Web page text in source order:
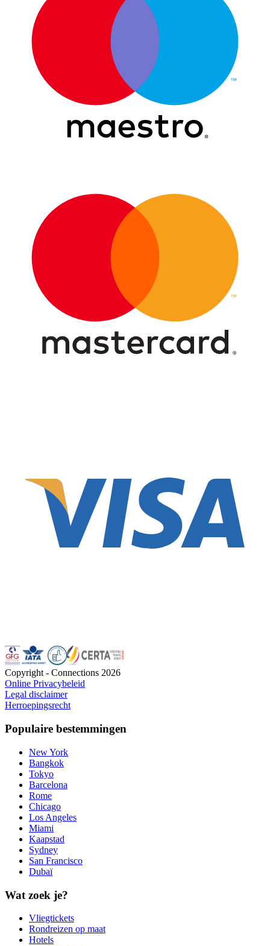
Copyright - Connections 2026
Online Privacybeleid
Legal disclaimer
Herroepingsrecht
Populaire bestemmingen
New York
Bangkok
Tokyo
Barcelona
Rome
Chicago
Los Angeles
Miami
Kaapstad
Sydney
San Francisco
Dubaï
Wat zoek je?
Vliegtickets
Rondreizen op maat
Hotels